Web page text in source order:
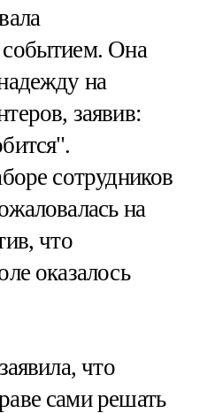
Она
на
заявив:
сотрудников
на
что
оказалось
что
сами решать